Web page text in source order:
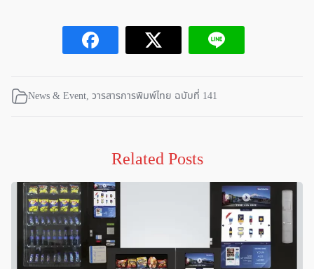
News & Event, วารสารการพิมพ์ไทย ฉบับที่ 141
Related Posts